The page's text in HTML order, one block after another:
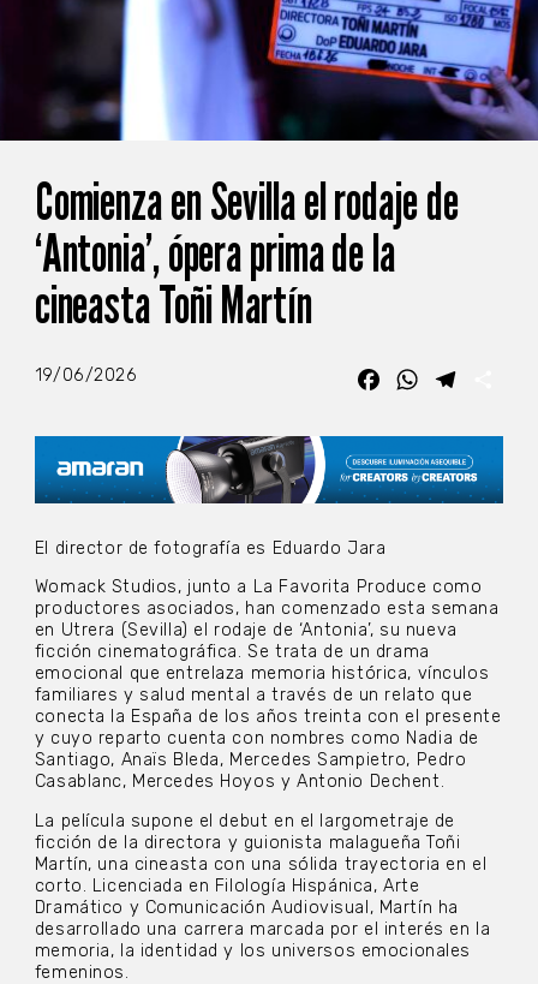
Comienza en Sevilla el rodaje de
‘Antonia’, ópera prima de la
cineasta Toñi Martín
19/06/2026 FacebookWhatsApp
El director de fotografía es Eduardo Jara
Womack Studios, junto a La Favorita Produce como
productores asociados, han comenzado esta semana
en Utrera (Sevilla) el rodaje de ‘Antonia’, su nueva
ficción cinematográfica. Se trata de un drama
emocional que entrelaza memoria histórica, vínculos
familiares y salud mental a través de un relato que
conecta la España de los años treinta con el presente
y cuyo reparto cuenta con nombres como Nadia de
Santiago, Anaïs Bleda, Mercedes Sampietro, Pedro
Casablanc, Mercedes Hoyos y Antonio Dechent.
La película supone el debut en el largometraje de
ficción de la directora y guionista malagueña Toñi
Martín, una cineasta con una sólida trayectoria en el
corto. Licenciada en Filología Hispánica, Arte
Dramático y Comunicación Audiovisual, Martín ha
desarrollado una carrera marcada por el interés en la
memoria, la identidad y los universos emocionales
femeninos.